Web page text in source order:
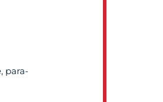
para-